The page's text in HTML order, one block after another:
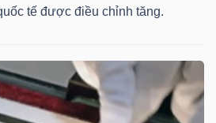
tế được điều chỉnh tăng.